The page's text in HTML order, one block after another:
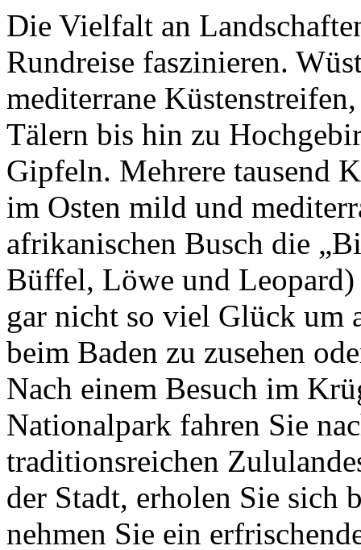
Die Vielfalt an
Rundreise faszinieren.
mediterrane
Tälern bis hin zu
Gipfeln. Mehrere tausend
im Osten mild und
afrikanischen Busch die
Büffel, Löwe und
gar nicht so viel Glück um
beim Baden zu zusehen
Nach einem Besuch im
Nationalpark fahren Sie
traditionsreichen
der Stadt, erholen Sie sich
nehmen Sie ein